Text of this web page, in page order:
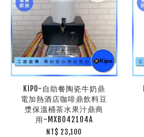
KIPO-自助餐陶瓷牛奶鼎
電加熱酒店咖啡鼎飲料豆
漿保溫桶茶水果汁鼎商
用-MXB042104A
NT$ 23,100